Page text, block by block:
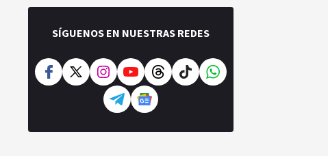
SÍGUENOS EN NUESTRAS REDES